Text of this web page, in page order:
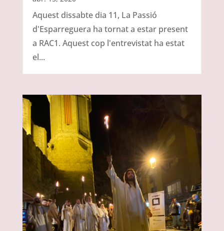
Aquest dissabte dia 11, La Passió
d'Esparreguera ha tornat a estar present
a RAC1. Aquest cop l'entrevistat ha estat
el...